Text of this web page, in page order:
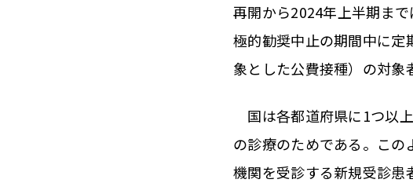
再開から2024年上半期ま
極的勧奨中止の期間中に
象とした公費接種）の対象
国は各都道府県に1つ以
の診療のためである。こ
機関を受診する新規受診患